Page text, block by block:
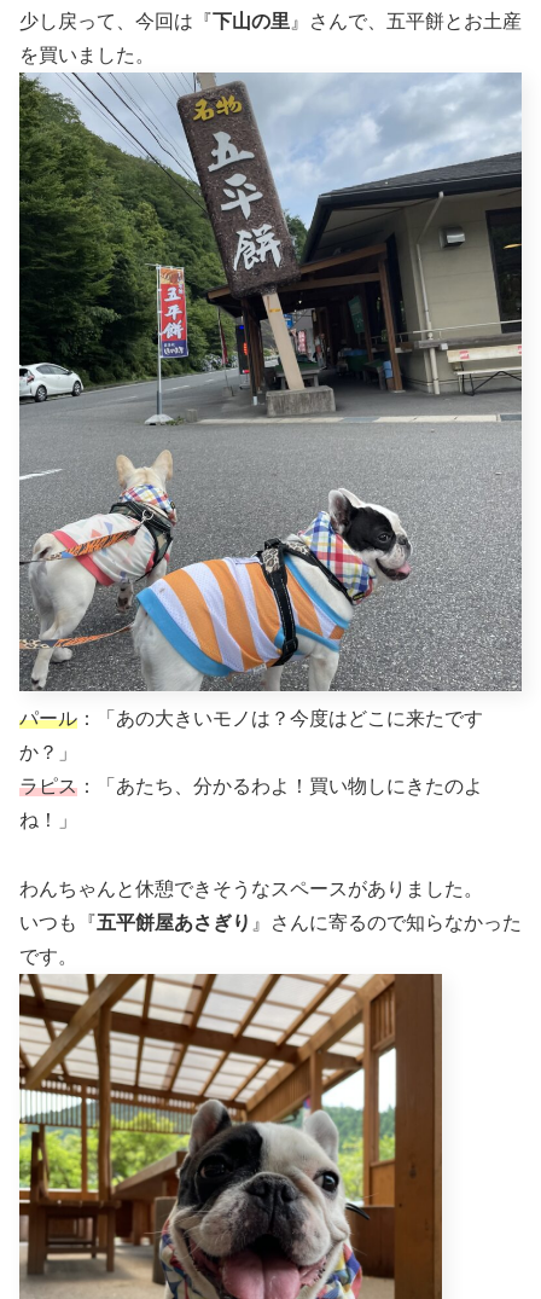
少し戻って、今回は『下山の里 』さんで、五平餅とお土産
を買いました。
パール ：「あの大きいモノは？今度はどこに来たです
か？」
ラピス ：「あたち、分かるわよ！買い物しにきたのよ
ね！」
わんちゃんと休憩できそうなスペースがありました。
いつも『五平餅屋あさぎり 』さんに寄るので知らなかった
です。